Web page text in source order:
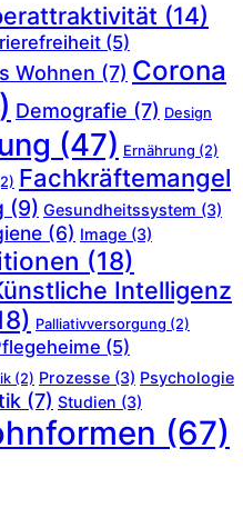
(14)
(5)
Wohnen (7) Corona
Demografie (7) Design
(47) Ernährung (2)
Fachkräftemangel
(9) Gesundheitssystem (3)
(6) Image (3)
(18)
Intelligenz
Palliativversorgung (2)
(5)
(2) Prozesse (3) Psychologie
(7) Studien (3)
(67)